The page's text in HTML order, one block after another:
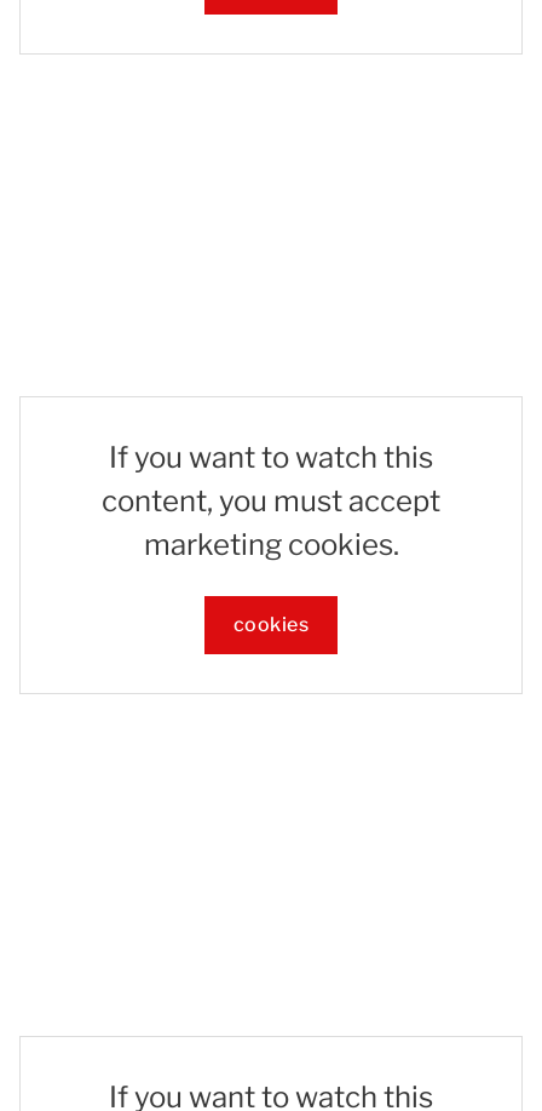
If you want to watch this
content, you must accept
marketing cookies.
cookies
If you want to watch this